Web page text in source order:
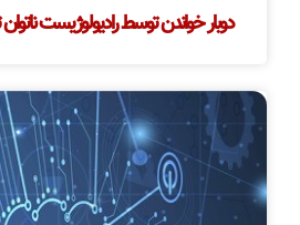
دوبار خواندن توسط رادیولوژیست ناتوان